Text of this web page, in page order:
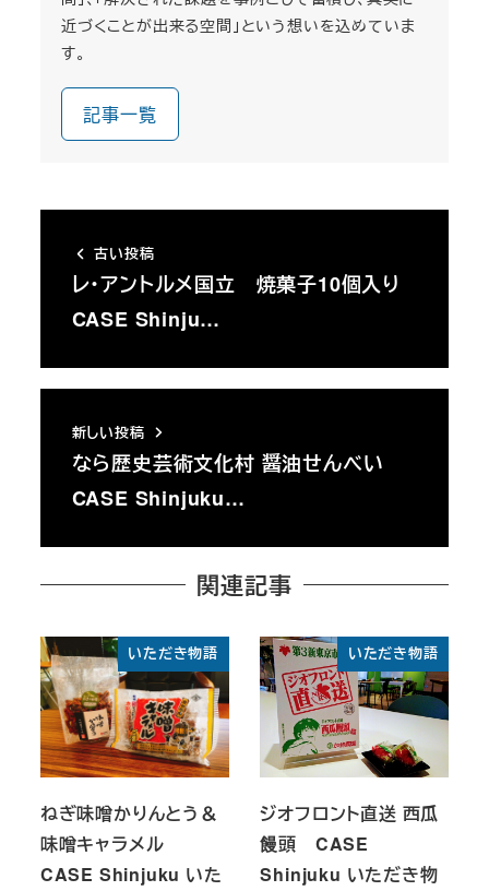
近づくことが出来る空間」という想いを込めていま
す。
記事一覧
古い投稿
レ・アントルメ国立 焼菓子10個入り
CASE Shinju…
新しい投稿
なら歴史芸術文化村 醤油せんべい
CASE Shinjuku…
関連記事
いただき物語
ねぎ味噌かりんとう＆
味噌キャラメル
CASE Shinjuku いた
いただき物語
ジオフロント直送 西瓜
饅頭 CASE
Shinjuku いただき物